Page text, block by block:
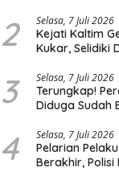
2 Selasa, 7 Juli 2026
Kejati Kaltim
Kukar, Selidiki
3 Selasa, 7 Juli 2026
Terungkap!
Diduga Sudah
4 Selasa, 7 Juli 2026
Pelarian
Berakhir, Polisi